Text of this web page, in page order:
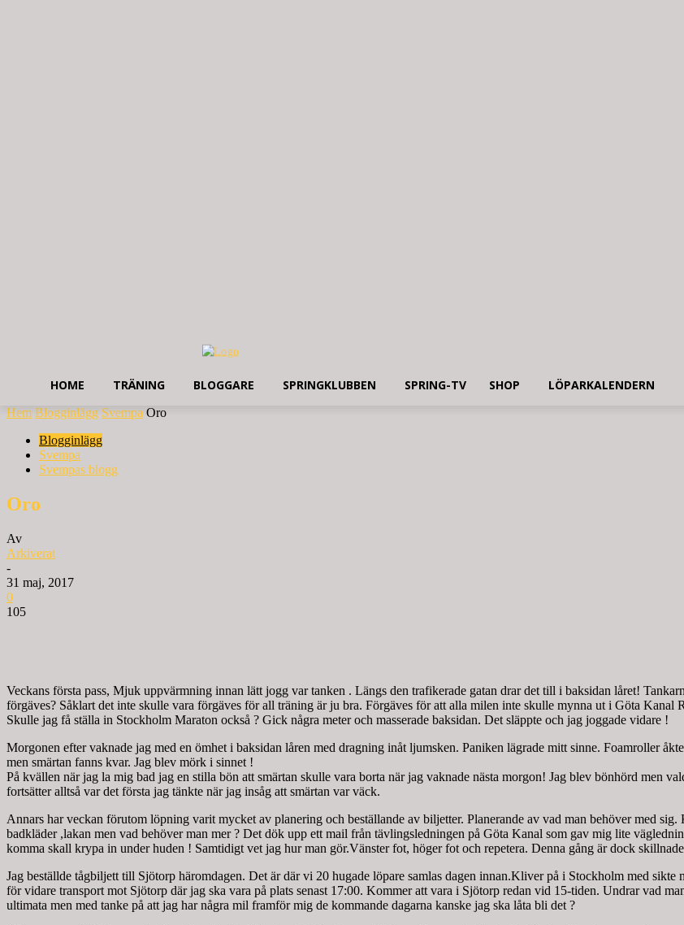
HOME TRÄNING BLOGGARE SPRINGKLUBBEN SPRING-TV SHOP LÖPARKALENDERN
Hem Blogginlägg Svempa Oro
Blogginlägg
Svempa
Svempas blogg
Oro
Av
Arkiverat
-
31 maj, 2017
0
105
Veckans första pass, Mjuk uppvärmning innan lätt jogg var tanken . Längs den trafikerade gatan drar det till i baksidan låret!
förgäves? Såklart det inte skulle vara förgäves för all träning är ju bra. Förgäves för att alla milen inte skulle mynna ut i Göta Kanal
Skulle jag få ställa in Stockholm Maraton också ? Gick några meter och masserade baksidan. Det släppte och jag joggade vidare !
Morgonen efter vaknade jag med en ömhet i baksidan låren med dragning inåt ljumsken. Paniken lägrade mitt sinne. Foamroller
men smärtan fanns kvar. Jag blev mörk i sinnet !
På kvällen när jag la mig bad jag en stilla bön att smärtan skulle vara borta när jag vaknade nästa morgon! Jag blev bönhörd men
fortsätter alltså var det första jag tänkte när jag insåg att smärtan var väck.
Annars har veckan förutom löpning varit mycket av planering och beställande av biljetter. Planerande av vad man behöver med
badkläder ,lakan men vad behöver man mer ? Det dök upp ett mail från tävlingsledningen på Göta Kanal som gav mig lite
komma skall krypa in under huden ! Samtidigt vet jag hur man gör.Vänster fot, höger fot och repetera. Denna gång är dock
Jag beställde tågbiljett till Sjötorp häromdagen. Det är där vi 20 hugade löpare samlas dagen innan.Kliver på i Stockholm med
för vidare transport mot Sjötorp där jag ska vara på plats senast 17:00. Kommer att vara i Sjötorp redan vid 15-tiden. Undrar vad
ultimata men med tanke på att jag har några mil framför mig de kommande dagarna kanske jag ska låta bli det ?